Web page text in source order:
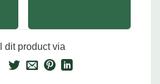
dit product via